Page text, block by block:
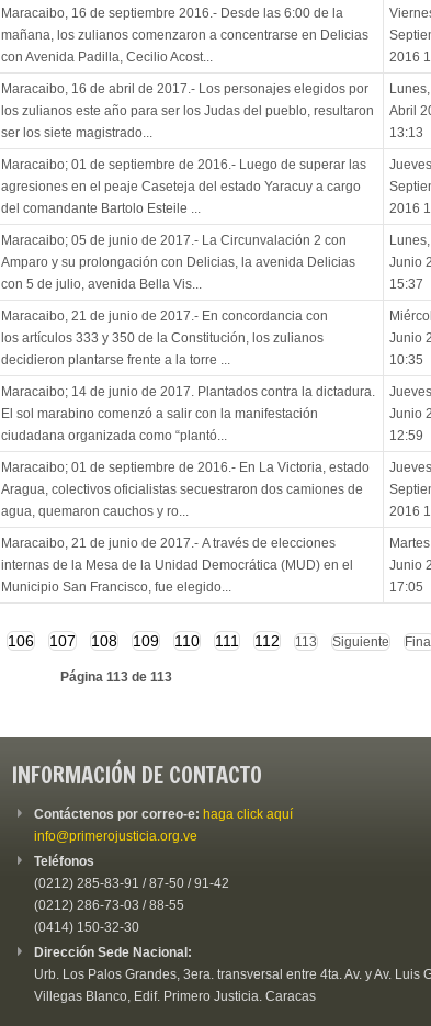
Maracaibo, 16 de septiembre 2016.- Desde las 6:00 de la
mañana, los zulianos comenzaron a concentrarse en Delicias
con Avenida Padilla, Cecilio Acost...
2016
Maracaibo, 16 de abril de 2017.- Los personajes elegidos por
los zulianos este año para ser los Judas del pueblo, resultaron
ser los siete magistrado...
Abril
13:13
Maracaibo; 01 de septiembre de 2016.- Luego de superar las
agresiones en el peaje Caseteja del estado Yaracuy a cargo
del comandante Bartolo Esteile ...
2016
Maracaibo; 05 de junio de 2017.- La Circunvalación 2 con
Amparo y su prolongación con Delicias, la avenida Delicias
con 5 de julio, avenida Bella Vis...
Junio
15:37
Maracaibo, 21 de junio de 2017.- En concordancia con
los artículos 333 y 350 de la Constitución, los zulianos
decidieron plantarse frente a la torre ...
Junio
10:35
Maracaibo; 14 de junio de 2017. Plantados contra la dictadura.
El sol marabino comenzó a salir con la manifestación
ciudadana organizada como “plantó...
Junio
12:59
Maracaibo; 01 de septiembre de 2016.- En La Victoria, estado
Aragua, colectivos oficialistas secuestraron dos camiones de
agua, quemaron cauchos y ro...
2016
Maracaibo, 21 de junio de 2017.- A través de elecciones
internas de la Mesa de la Unidad Democrática (MUD) en el
Municipio San Francisco, fue elegido...
Junio
17:05
106 107 108 109 110 111 112 113 Siguiente Final
Página 113 de 113
INFORMACIÓN DE CONTACTO
Contáctenos por correo-e: haga click aquí
info@primerojusticia.org.ve
Teléfonos
(0212) 285-83-91 / 87-50 / 91-42
(0212) 286-73-03 / 88-55
(0414) 150-32-30
Dirección Sede Nacional:
Urb. Los Palos Grandes, 3era. transversal entre 4ta. Av. y Av. Luis
Villegas Blanco, Edif. Primero Justicia. Caracas